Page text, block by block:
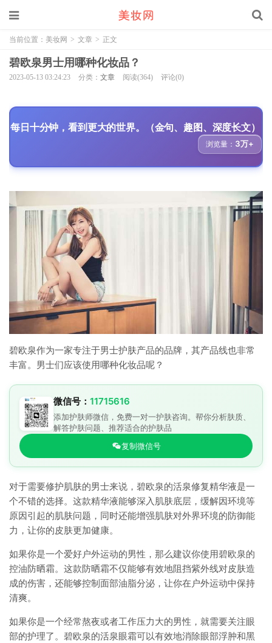
当前位置： 美妆网 > 文章 > 正文
碧欧泉男士用哪种化妆品？
2023-05-13 03:24:23 分类： 文章 阅读(364) 评论(0)
每日十分钟，看到更大的世界。（金句、趣图、深度长文）
浏览量： 3万+
碧欧泉作为一家专注于男士护肤产品的品牌，其产品线也非常
丰富。男士们应该使用哪种化妆品呢？
微信号： 11715616
添加护肤师微信，免费一对一护肤咨询。帮你分析肤质、
解答护肤问题、推荐适合的护肤品
复制微信号
对于需要修护肌肤的男士来说，碧欧泉的活泉修复精华液是一
个不错的选择。这款精华液能够深入肌肤底层，缓解因环境等
原因引起的肌肤问题，同时还能增强肌肤对外界环境的防御能
力，让你的皮肤更加健康。
如果你是一个爱好户外运动的男性，那么建议你使用碧欧泉的
控油防晒霜。这款防晒霜不仅能够有效地阻挡紫外线对皮肤造
成的伤害，还能够控制面部油脂分泌，让你在户外运动中保持
清爽。
如果你是一个经常熬夜或者工作压力大的男性，就需要关注眼
部的护理了。碧欧泉的活泉眼霜可以有效地消除眼部浮肿和黑